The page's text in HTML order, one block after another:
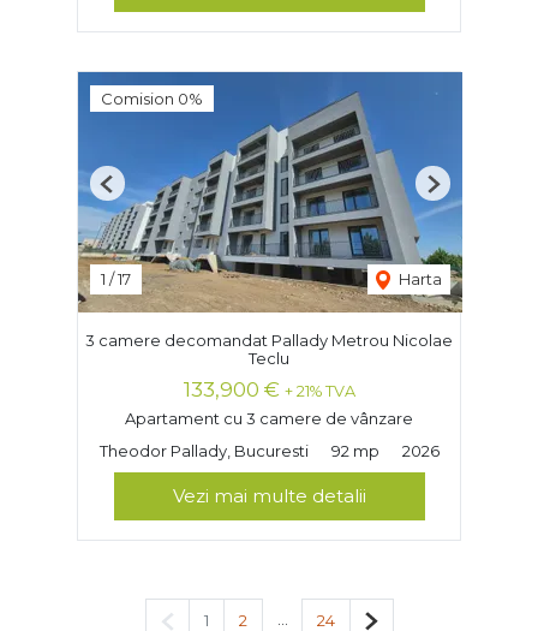
Comision 0%
1 /17 Harta
Previous Next
3 camere decomandat Pallady Metrou Nicolae
Teclu
133,900 € + 21% TVA
Apartament cu 3 camere de vânzare
Theodor Pallady, Bucuresti
92 mp 2026
Vezi mai multe detalii
Pagina anterioară
1 2 24 Pagina următoare